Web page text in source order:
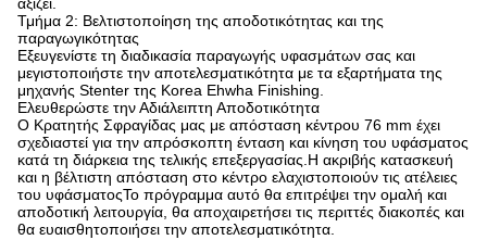
Τμήμα 2: Βελτιστοποίηση της αποδοτικότητας και της
παραγωγικότητας
Εξευγενίστε τη διαδικασία παραγωγής υφασμάτων σας και
μεγιστοποιήστε την αποτελεσματικότητα με τα εξαρτήματα της
μηχανής Stenter της Korea Ehwha Finishing.
Ελευθερώστε την Αδιάλειπτη Αποδοτικότητα
Ο Κρατητής Σφραγίδας μας με απόσταση κέντρου 76 mm έχει
σχεδιαστεί για την απρόσκοπτη ένταση και κίνηση του υφάσματος
κατά τη διάρκεια της τελικής επεξεργασίας.Η ακριβής κατασκευή
και η βέλτιστη απόσταση στο κέντρο ελαχιστοποιούν τις ατέλειες
του υφάσματοςΤο πρόγραμμα αυτό θα επιτρέψει την ομαλή και
αποδοτική λειτουργία, θα αποχαιρετήσει τις περιττές διακοπές και
θα ευαισθητοποιήσει την αποτελεσματικότητα.